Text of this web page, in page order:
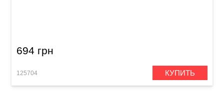
694 грн
125704 КУПИТЬ